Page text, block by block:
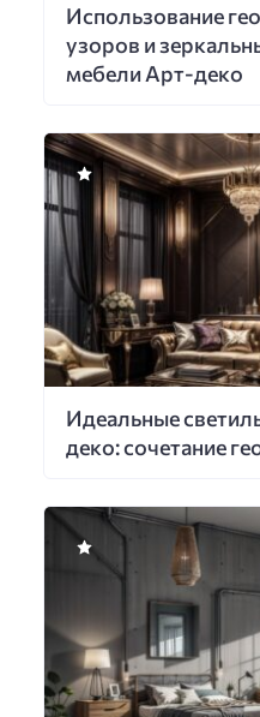
Использование
узоров и
мебели Арт-деко
Идеальные
деко: сочетание